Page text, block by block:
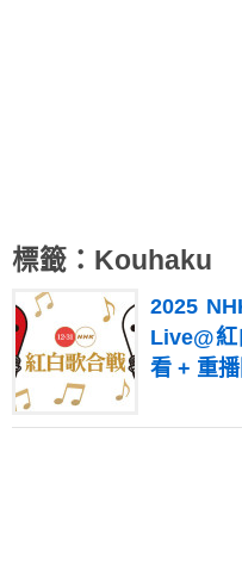
標籤：Kouhaku
2025
Live@
看 + 重